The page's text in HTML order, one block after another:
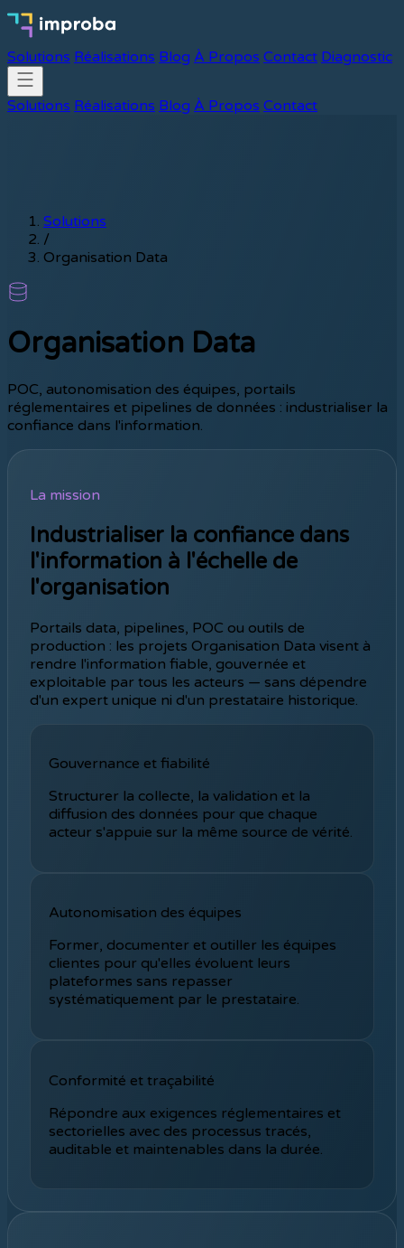
Solutions Réalisations Blog À Propos Contact Diagnostic
Solutions Réalisations Blog À Propos Contact
Solutions
/
Organisation Data
Organisation Data
POC, autonomisation des équipes, portails
réglementaires et pipelines de données : industrialiser la
confiance dans l'information.
La mission
Industrialiser la confiance dans
l'information à l'échelle de
l'organisation
Portails data, pipelines, POC ou outils de
production : les projets Organisation Data visent à
rendre l'information fiable, gouvernée et
exploitable par tous les acteurs — sans dépendre
d'un expert unique ni d'un prestataire historique.
Gouvernance et fiabilité
Structurer la collecte, la validation et la
diffusion des données pour que chaque
acteur s'appuie sur la même source de vérité.
Autonomisation des équipes
Former, documenter et outiller les équipes
clientes pour qu'elles évoluent leurs
plateformes sans repasser
systématiquement par le prestataire.
Conformité et traçabilité
Répondre aux exigences réglementaires et
sectorielles avec des processus tracés,
auditable et maintenables dans la durée.